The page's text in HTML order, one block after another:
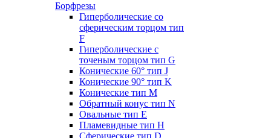
Борфрезы
Гиперболические cо
сферическим торцом тип
F
Гиперболические с
точеным торцом тип G
Конические 60° тип J
Конические 90° тип K
Конические тип M
Обратный конус тип N
Овальные тип E
Пламевидные тип H
Сферические тип D